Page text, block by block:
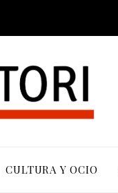
CULTURA Y OCIO